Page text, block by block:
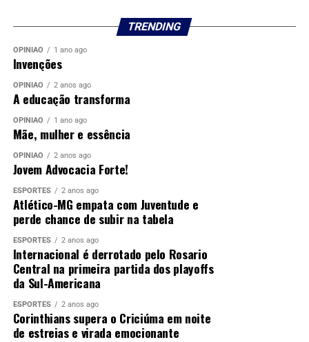
TRENDING
OPINIÃO 1 ano ago
Invenções
OPINIÃO 2 anos ago
A educação transforma
OPINIÃO 1 ano ago
Mãe, mulher e essência
OPINIÃO 2 anos ago
Jovem Advocacia Forte!
ESPORTES 2 anos ago
Atlético-MG empata com Juventude e
perde chance de subir na tabela
ESPORTES 2 anos ago
Internacional é derrotado pelo Rosario
Central na primeira partida dos playoffs
da Sul-Americana
ESPORTES 2 anos ago
Corinthians supera o Criciúma em noite
de estreias e virada emocionante